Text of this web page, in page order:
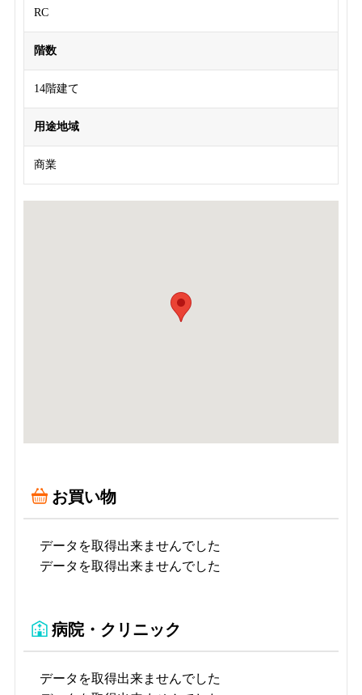
RC
階数
14階建て
用途地域
商業
お買い物
データを取得出来ませんでした
データを取得出来ませんでした
病院・クリニック
データを取得出来ませんでした